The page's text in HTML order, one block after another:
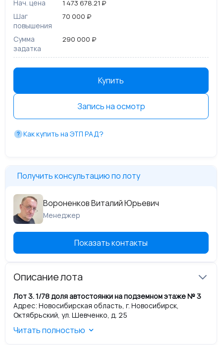
Нач. цена 1 473 678.21 ₽
Шаг
повышения
70 000 ₽
Сумма
задатка
290 000 ₽
Купить
Запись на осмотр
Как купить на ЭТП РАД?
Получить консультацию по лоту
Вороненков Виталий Юрьевич
Менеджер
Показать контакты
Описание лота
Лот 3. 1/78 доля автостоянки на подземном этаже № 3
Адрес: Новосибирская область, г. Новосибирск,
Октябрьский, ул. Шевченко, д. 25
Номер машиноместа: М/М 314
Читать полностью